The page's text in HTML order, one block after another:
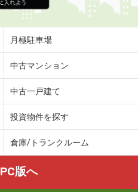
月極駐車場
中古マンション
中古一戸建て
投資物件を探す
倉庫/トランクルーム
PC版へ